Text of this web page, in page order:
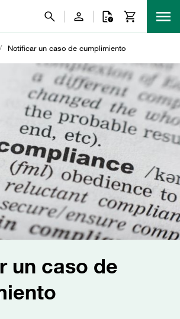
/ Notificar un caso de cumplimiento
un caso de